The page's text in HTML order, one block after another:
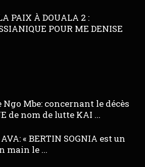
PAIX À DOUALA 2 :
POUR ME DENISE
Mbe: concernant le décès
de nom de lutte KAI ...
« BERTIN SOGNIA est un
main le ...